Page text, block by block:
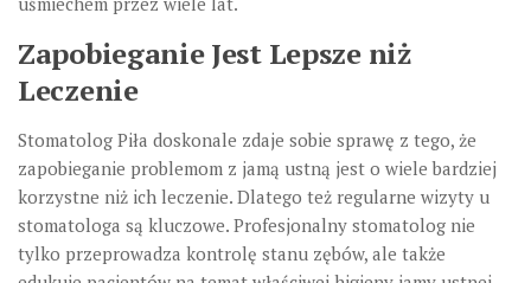
Zapobieganie Jest Lepsze niż
Leczenie
Stomatolog Piła doskonale zdaje sobie sprawę z tego, że
zapobieganie problemom z jamą ustną jest o wiele bardziej
korzystne niż ich leczenie. Dlatego też regularne wizyty u
stomatologa są kluczowe. Profesjonalny stomatolog nie
tylko przeprowadza kontrolę stanu zębów, ale także